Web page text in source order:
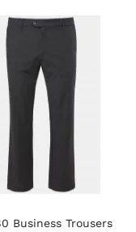
Business Trousers